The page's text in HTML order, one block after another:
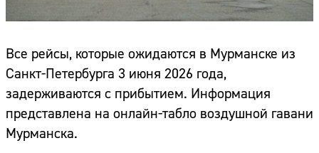
Все рейсы, которые ожидаются в Мурманске из
Санкт-Петербурга 3 июня 2026 года,
задерживаются с прибытием. Информация
представлена на онлайн-табло воздушной гавани
Мурманска.